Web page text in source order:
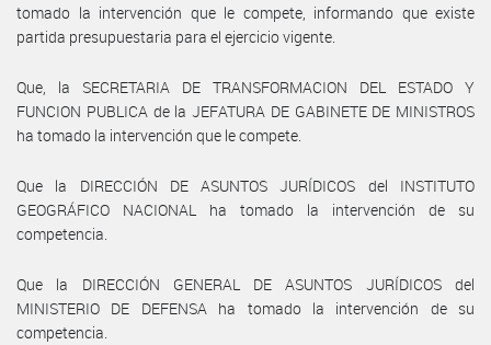
tomado la intervención que le compete, informando que existe
partida presupuestaria para el ejercicio vigente.
Que, la SECRETARIA DE TRANSFORMACION DEL ESTADO Y
FUNCION PUBLICA de la JEFATURA DE GABINETE DE MINISTROS
ha tomado la intervención que le compete.
Que la DIRECCIÓN DE ASUNTOS JURÍDICOS del INSTITUTO
GEOGRÁFICO NACIONAL ha tomado la intervención de su
competencia.
Que la DIRECCIÓN GENERAL DE ASUNTOS JURÍDICOS del
MINISTERIO DE DEFENSA ha tomado la intervención de su
competencia.